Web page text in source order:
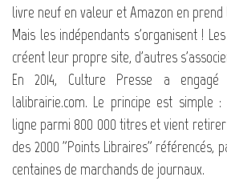
livre neuf en valeur et Amazon en
Mais les indépendants s'organisent !
créent leur propre site, d'autres
En 2014, Culture Presse a
lalibrairie.com. Le principe est simple
ligne parmi 800 000 titres et vient
des 2000 "Points Libraires" référencés,
centaines de marchands de journaux.